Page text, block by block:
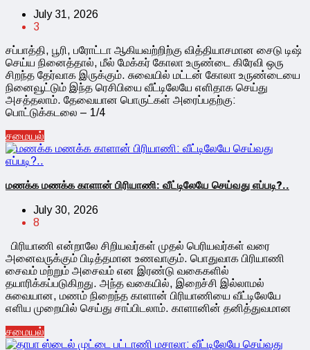
July 31, 2026
3
சப்பாத்தி, பூரி, பரோட்டா ஆகியவற்றிற்கு வித்தியாசமான சைடு டிஷ்
செய்ய நினைத்தால், மீல் மேக்கர் கோலா உருண்டை கிரேவி ஒரு
சிறந்த தேர்வாக இருக்கும். சுவையில் மட்டன் கோலா உருண்டையை
நினைவூட்டும் இந்த ரெசிபியை வீட்டிலேயே எளிதாக செய்து
அசத்தலாம். தேவையான பொருட்கள் அரைப்பதற்கு:
பொட்டுக்கடலை – 1/4
சமையல்
மணக்க மணக்க காளான் பிரியாணி: வீட்டிலேயே செய்வது எப்படி?..
July 30, 2026
8
பிரியாணி என்றாலே சிறியவர்கள் முதல் பெரியவர்கள் வரை
அனைவருக்கும் பிடித்தமான உணவாகும். பொதுவாக பிரியாணி
சைவம் மற்றும் அசைவம் என இரண்டு வகைகளில்
தயாரிக்கப்படுகிறது. அந்த வகையில், இறைச்சி இல்லாமல்
சுவையான, மணம் நிறைந்த காளான் பிரியாணியை வீட்டிலேயே
எளிய முறையில் செய்து சாப்பிடலாம். காளானின் தனித்துவமான
சமையல்